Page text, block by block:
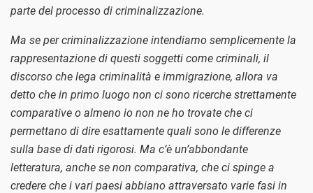
parte del processo di criminalizzazione.
Ma se per criminalizzazione intendiamo semplicemente la
rappresentazione di questi soggetti come criminali, il
discorso che lega criminalità e immigrazione, allora va
detto che in primo luogo non ci sono ricerche strettamente
comparative o almeno io non ne ho trovate che ci
permettano di dire esattamente quali sono le differenze
sulla base di dati rigorosi. Ma c’è un’abbondante
letteratura, anche se non comparativa, che ci spinge a
credere che i vari paesi abbiano attraversato varie fasi in